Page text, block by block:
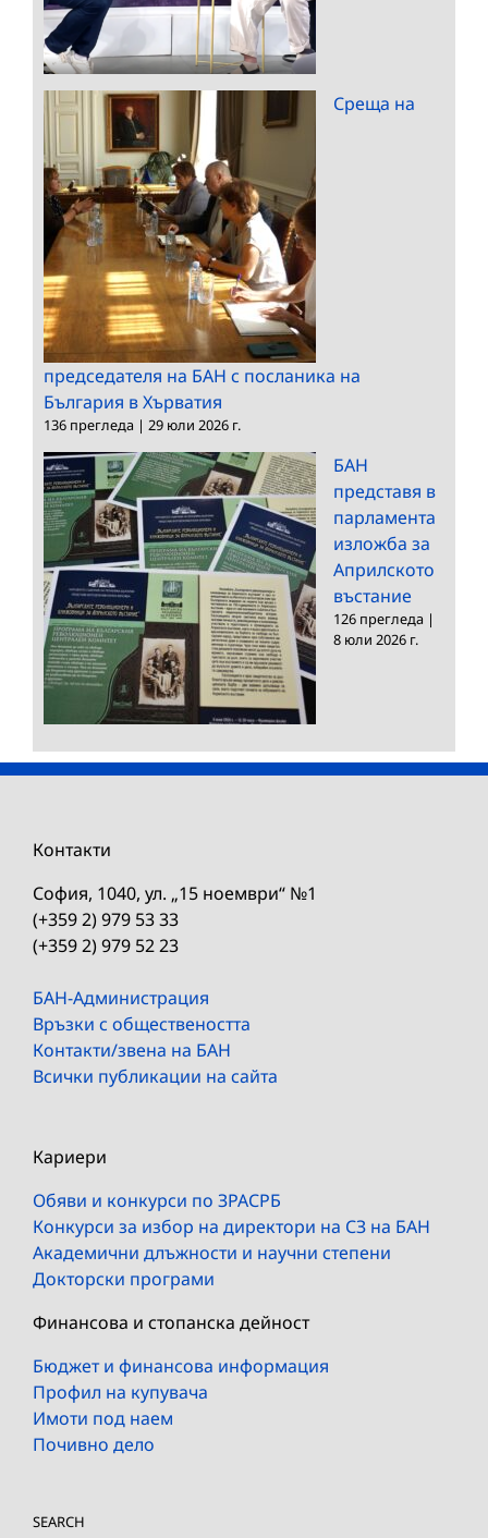
Среща на
председателя на БАН с посланика на
България в Хърватия
136 прегледа | 29 юли 2026 г.
БАН
представя в
парламента
изложба за
Априлското
въстание
126 прегледа |
8 юли 2026 г.
Контакти
София, 1040, ул. „15 ноември“ №1
(+359 2) 979 53 33
(+359 2) 979 52 23
БАН-Администрация
Връзки с обществеността
Контакти/звена на БАН
Всички публикации на сайта
Кариери
Обяви и конкурси по ЗРАСРБ
Конкурси за избор на директори на СЗ на БАН
Академични длъжности и научни степени
Докторски програми
Финансова и стопанска дейност
Бюджет и финансова информация
Профил на купувача
Имоти под наем
Почивно дело
SEARCH